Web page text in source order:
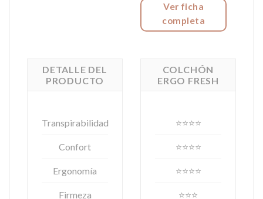
Ver ficha
completa
DETALLE DEL
PRODUCTO
Transpirabilidad
Confort
Ergonomía
Firmeza
COLCHÓN
ERGO FRESH
⭐⭐⭐⭐
⭐⭐⭐⭐
⭐⭐⭐⭐
⭐⭐⭐